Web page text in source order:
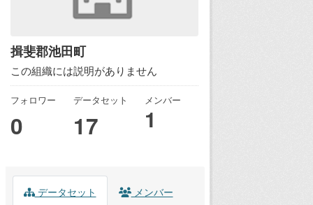
揖斐郡池田町
この組織には説明がありません
フォロワー
0
データセット
17
メンバー
1
データセット メンバー